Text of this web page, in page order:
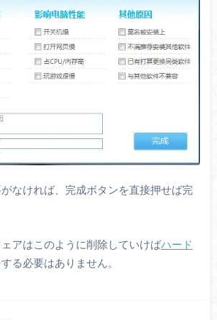
なければ、完成ボタンを直接押せば完
アはこのように削除していけばハード
る必要はありません。